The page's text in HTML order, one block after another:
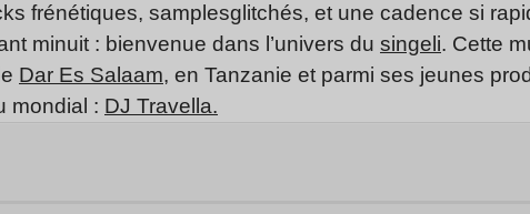
frénétiques, samplesglitchés, et une cadence si
minuit : bienvenue dans l’univers du singeli. Cette
Dar Es Salaam, en Tanzanie et parmi ses jeunes
mondial : DJ Travella.